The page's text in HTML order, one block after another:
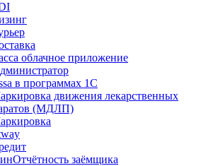
облачное приложение
в программах 1С
движения лекарственных
(МДЛП)
заёмщика